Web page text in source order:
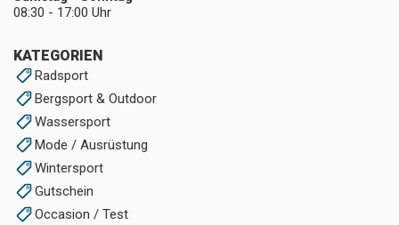
KATEGORIEN
Radsport
Bergsport & Outdoor
Wassersport
Mode / Ausrüstung
Wintersport
Gutschein
Occasion / Test
08:30 - 17:00 Uhr